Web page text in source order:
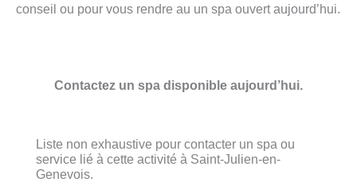
conseil ou pour vous rendre au un spa ouvert aujourd’hui.
Contactez un spa disponible aujourd’hui.
Liste non exhaustive pour contacter un spa ou
service lié à cette activité à Saint-Julien-en-
Genevois.